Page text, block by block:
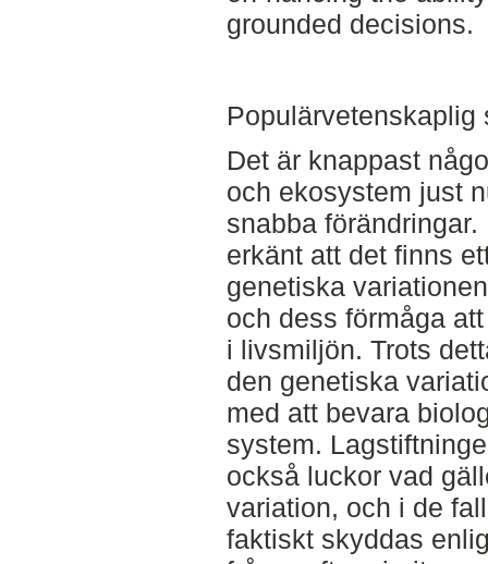
grounded decisions.
Populärvetenskaplig
Det är knappast
och ekosystem just
snabba
erkänt att det finns
genetiska
och dess förmåga
i livsmiljön. Trots
den genetiska
med att bevara
system.
också luckor vad
variation, och i de
faktiskt skyddas